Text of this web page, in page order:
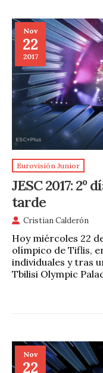
Nov
22
2017
Eurovisión Junior
JESC 2017: 2º
tarde
Cristian Calderón
Hoy miércoles 22
olímpico de Tiflis,
individuales y tras
Tbilisi Olympic
Nov
22